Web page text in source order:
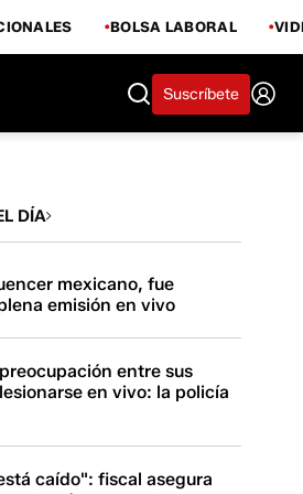
BOLSA LABORAL
Suscríbete
DÍA
mexicano, fue
emisión en vivo
entre sus
en vivo: la policía
caído": fiscal asegura